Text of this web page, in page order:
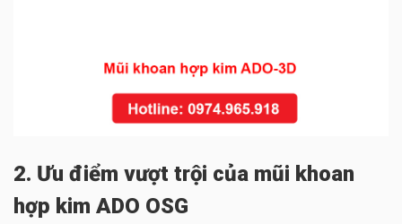
2. Ưu điểm vượt trội của mũi khoan
hợp kim ADO OSG